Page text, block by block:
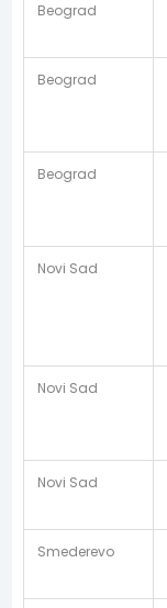
Beograd
Beograd
Beograd
Novi Sad
Novi Sad
Novi Sad
Smederevo